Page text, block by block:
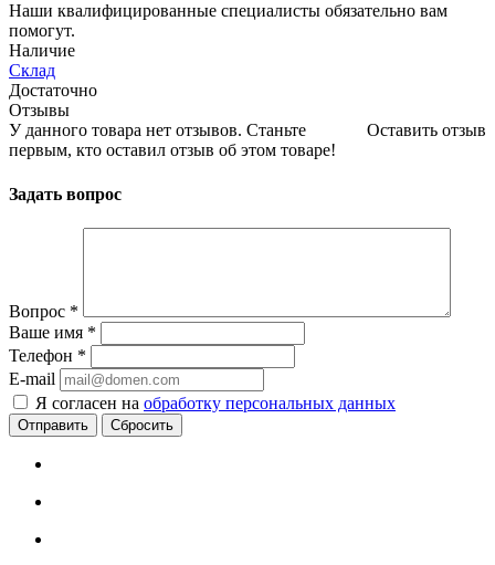
Наши квалифицированные специалисты обязательно вам
помогут.
Наличие
Склад
Достаточно
Отзывы
Оставить отзыв
У данного товара нет отзывов. Станьте
первым, кто оставил отзыв об этом товаре!
Задать вопрос
Вопрос *
Ваше имя *
Телефон *
E-mail
Я согласен на обработку персональных данных
Сбросить